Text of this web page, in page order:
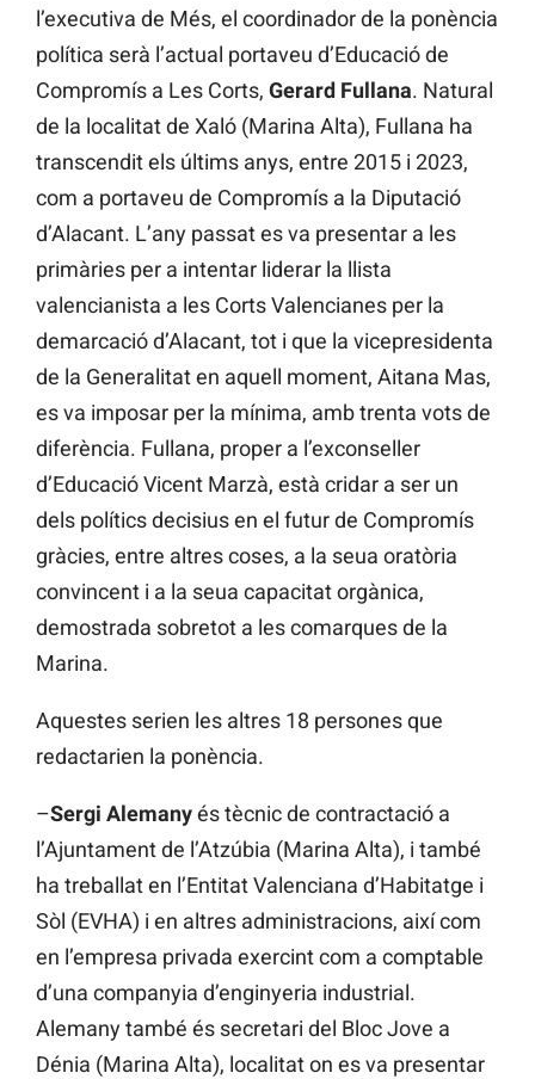
l’executiva de Més, el coordinador de la ponència
política serà l’actual portaveu d’Educació de
Compromís a Les Corts, Gerard Fullana. Natural
de la localitat de Xaló (Marina Alta), Fullana ha
transcendit els últims anys, entre 2015 i 2023,
com a portaveu de Compromís a la Diputació
d’Alacant. L’any passat es va presentar a les
primàries per a intentar liderar la llista
valencianista a les Corts Valencianes per la
demarcació d’Alacant, tot i que la vicepresidenta
de la Generalitat en aquell moment, Aitana Mas,
es va imposar per la mínima, amb trenta vots de
diferència. Fullana, proper a l’exconseller
d’Educació Vicent Marzà, està cridar a ser un
dels polítics decisius en el futur de Compromís
gràcies, entre altres coses, a la seua oratòria
convincent i a la seua capacitat orgànica,
demostrada sobretot a les comarques de la
Marina.
Aquestes serien les altres 18 persones que
redactarien la ponència.
–Sergi Alemanyés tècnic de contractació a
l’Ajuntament de l’Atzúbia (Marina Alta), i també
ha treballat en l’Entitat Valenciana d’Habitatge i
Sòl (EVHA) i en altres administracions, així com
en l’empresa privada exercint com a comptable
d’una companyia d’enginyeria industrial.
Alemany també és secretari del Bloc Jove a
Dénia (Marina Alta), localitat on es va presentar